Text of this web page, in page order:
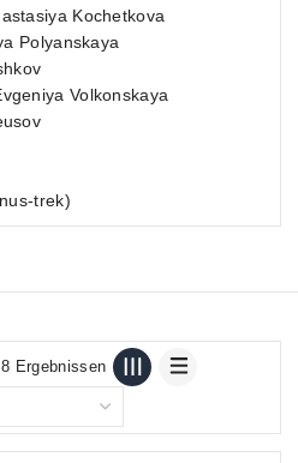
Kochetkova
Polyanskaya
Volkonskaya
trek)
8 Ergebnissen